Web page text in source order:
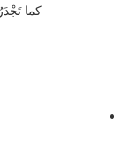
كما